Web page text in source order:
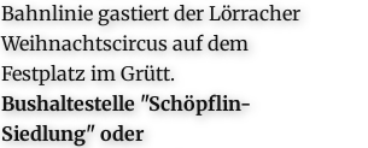
Bahnlinie gastiert der Lörracher
Weihnachtscircus auf dem
Festplatz im Grütt.
Bushaltestelle "Schöpflin-
Siedlung" oder